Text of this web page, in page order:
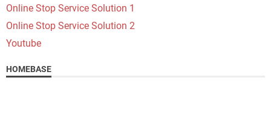
Online Stop Service Solution 1
Online Stop Service Solution 2
Youtube
HOMEBASE